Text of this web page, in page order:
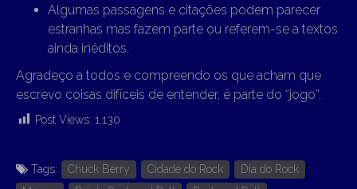
Algumas passagens e citações podem parecer
estranhas mas fazem parte ou referem-se a textos
ainda inéditos.
Agradeço a todos e compreendo os que acham que
escrevo coisas difíceis de entender, é parte do “jogo”.
Post Views: 1.130
Tags: Chuck Berry Cidade do Rock
Dia do Rock